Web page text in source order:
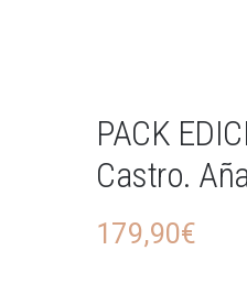
PACK
Castro.
179,90€